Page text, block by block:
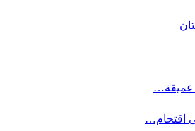
عميقة…
اقتحام…